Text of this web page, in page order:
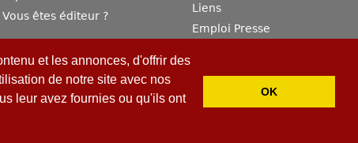
et les annonces, d'offrir des
de notre site avec nos
leur avez fournies ou qu'ils ont
OK
Vous êtes éditeur ?
Liens
Emploi Presse